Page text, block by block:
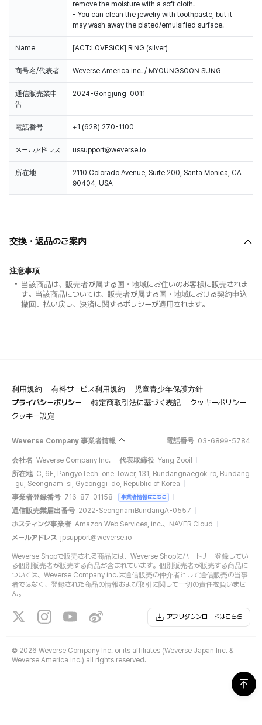
remove the moisture with a soft cloth.
- You can clean the jewelry with toothpaste, but it
may wash away the plated/emulsified surface.
Name [ACT:LOVESICK] RING (silver)
商号名/代表者 Weverse America Inc. / MYOUNGSOON SUNG
通信販売業申
告
2024-Gongjung-0011
電話番号 +1 (628) 270-1100
メールアドレス ussupport@weverse.io
所在地
2110 Colorado Avenue, Suite 200, Santa Monica, CA
90404, USA
交換・返品のご案内
注意事項
当該商品は、販売者が属する国・地域にお住いのお客様に販売されま
す。当該商品については、販売者が属する国・地域における契約申込
撤回、払い戻し、決済に関するポリシーが適用されます。
利用規約 有料サービス利用規約
児童青少年保護方針
プライバシーポリシー
特定商取引法に基づく表記
クッキーポリシー
クッキー設定
Weverse Company 事業者情報 電話番号 03-6899-5784
会社名 Weverse Company Inc. 代表取締役 Yang Zooil
所在地 C, 6F, PangyoTech-one Tower, 131, Bundangnaegok-ro, Bundang
-gu, Seongnam-si, Gyeonggi-do, Republic of Korea
事業者登録番号 716-87-01158 事業者情報はこちら
通信販売業届出番号 2022-SeongnamBundangA-0557
ホスティング事業者 Amazon Web Services, Inc.、NAVER Cloud
メールアドレス jpsupport@weverse.io
Weverse Shopで販売される商品には、Weverse Shopにパートナー登録してい
る個別販売者が販売する商品が含まれています。個別販売者が販売する商品に
ついては、Weverse Company Inc.は通信販売の仲介者として通信販売の当事
者ではなく、登録された商品の情報および取引に関して一切の責任を負いませ
ん。
アプリダウンロードはこちら
© 2026 Weverse Company Inc. or its affiliates (Weverse Japan Inc. &
Weverse America Inc.) all rights reserved.